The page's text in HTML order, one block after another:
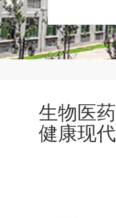
生物医
健康现